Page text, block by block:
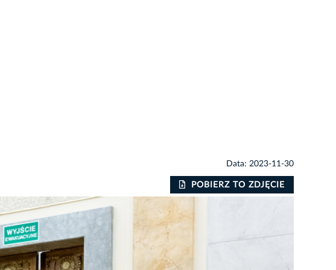
Data: 2023-11-30
POBIERZ TO ZDJĘCIE